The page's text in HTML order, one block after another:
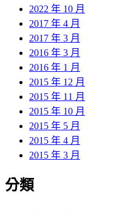
2022 年 10 月
2017 年 4 月
2017 年 3 月
2016 年 3 月
2016 年 1 月
2015 年 12 月
2015 年 11 月
2015 年 10 月
2015 年 5 月
2015 年 4 月
2015 年 3 月
分類